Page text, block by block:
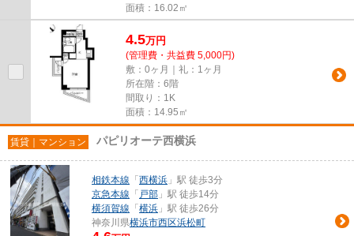
面積：16.02㎡
4.5万円
(管理費・共益費 5,000円)
敷：0ヶ月｜礼：1ヶ月
所在階：6階
間取り：1K
面積：14.95㎡
賃貸｜マンション パピリオーテ西横浜
相鉄本線 「 西横浜 」駅 徒歩3分
京急本線 「 戸部 」駅 徒歩14分
横須賀線 「 横浜 」駅 徒歩26分
神奈川県横浜市西区浜松町